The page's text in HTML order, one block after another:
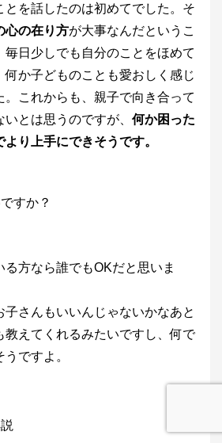
とを話したのは初めてでした。そ
心の在り方が大事なんだというこ
毎日少しでも自分のことをほめて
何か子どものことも愛おしく感じ
。これからも、親子で向き合って
とは思うのですが、 何か困った
り上手にできそうです。
すか？
方なら誰でもOKだと思いま
子さんもいいんじゃないかなあと
教えてくれるみたいですし、何で
ですよ。